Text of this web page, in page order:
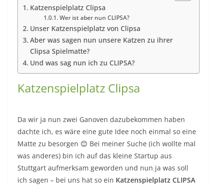
Katzenspielplatz Clipsa
Wer ist aber nun CLIPSA?
Unser Katzenspielplatz von Clipsa
Aber was sagen nun unsere Katzen zu ihrer
Clipsa Spielmatte?
Und was sag nun ich zu CLIPSA?
Katzenspielplatz Clipsa
Da wir ja nun zwei Ganoven dazubekommen haben
dachte ich, es wäre eine gute Idee noch einmal so eine
Matte zu besorgen 😊 Bei meiner Suche (ich wollte mal
was anderes) bin ich auf das kleine Startup aus
Stuttgart aufmerksam geworden und nun ja was soll
ich sagen – bei uns hat so ein Katzenspielplatz CLIPSA